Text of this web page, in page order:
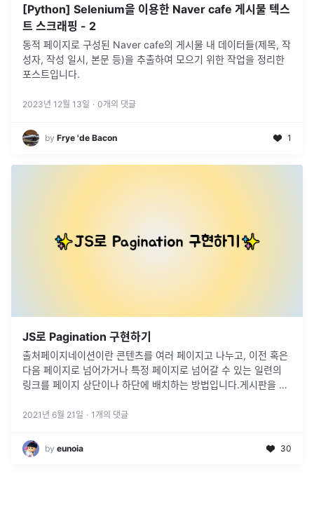
[Python] Selenium을 이용한 Naver cafe 게시물 텍스
트 스크래핑 - 2
동적 페이지로 구성된 Naver cafe의 게시물 내 데이터들(제목, 작
성자, 작성 일시, 본문 등)을 추출하여 모으기 위한 작업을 정리한
포스트입니다.
2023년 12월 13일 · 0개의 댓글
by Frye 'de Bacon 1
JS로 Pagination 구현하기
출처페이지네이션이란 콘텐츠를 여러 페이지고 나누고, 이전 혹은
다음 페이지로 넘어가거나 특정 페이지로 넘어갈 수 있는 일련의
링크를 페이지 상단이나 하단에 배치하는 방법입니다.게시판을 더
용하기로...
2021년 6월 21일 · 1 개의 댓글
by eunoia 30